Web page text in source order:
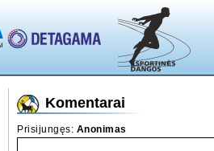
Komentarai